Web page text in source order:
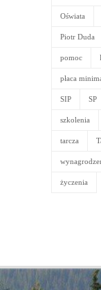
Oświata
Piotr Duda
pomoc
płaca
SIP SP
szkolenia
tarcza
życzenia